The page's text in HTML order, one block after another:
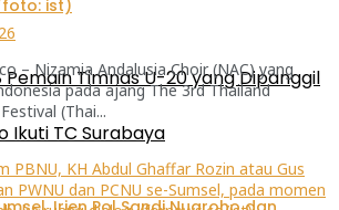
Pemain Timnas U-20 yang Dipanggil
Ikuti TC Surabaya
– Nizamia Andalusia Choir (NAC) yang
pada ajang The 3rd Thailand
(Thai...